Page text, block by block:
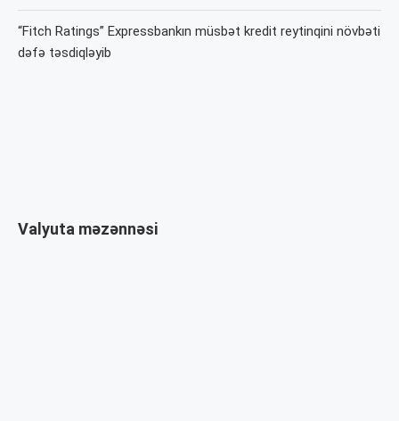
“Fitch Ratings” Expressbankın müsbət kredit reytinqini növbəti
dəfə təsdiqləyib
Valyuta məzənnəsi